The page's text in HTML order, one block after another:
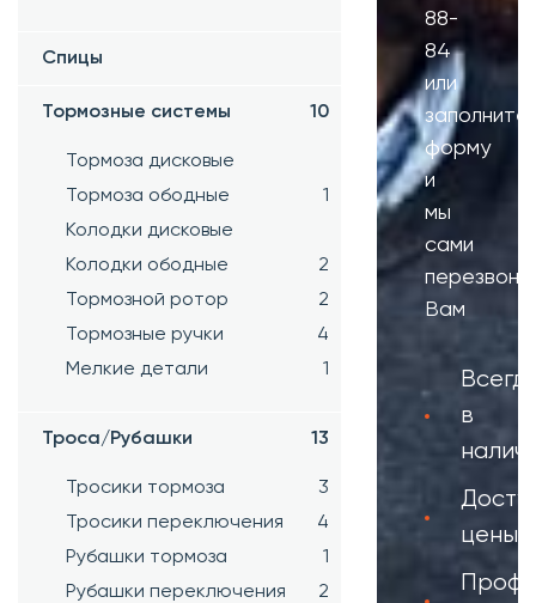
Спицы
Тормозные системы 10
Тормоза дисковые
Тормоза ободные
1
Колодки дисковые
Колодки ободные
2
Тормозной ротор
2
Тормозные ручки
4
Мелкие детали
1
Троса/Рубашки 13
Тросики тормоза
3
Тросики переключения
4
Рубашки тормоза
1
Рубашки переключения
2
88-
84
или
заполните
форму
и
мы
сами
Вам
в
цены